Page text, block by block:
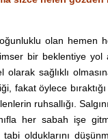
olan
bir beklentiye yol
sağlıklı
fakat öylece
ruhsallığı.
her sabah işe
olduklarını